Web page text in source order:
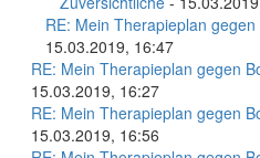
RE: Mein Therapieplan
15.03.2019, 16:47
RE: Mein Therapieplan gegen
15.03.2019, 16:27
RE: Mein Therapieplan gegen
15.03.2019, 16:56